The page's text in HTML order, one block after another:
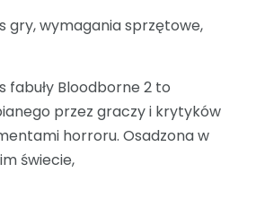
gry, wymagania sprzętowe,
fabuły Bloodborne 2 to
przez graczy i krytyków
horroru. Osadzona w
świecie,